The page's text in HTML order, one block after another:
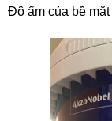
Độ ẩm của bề